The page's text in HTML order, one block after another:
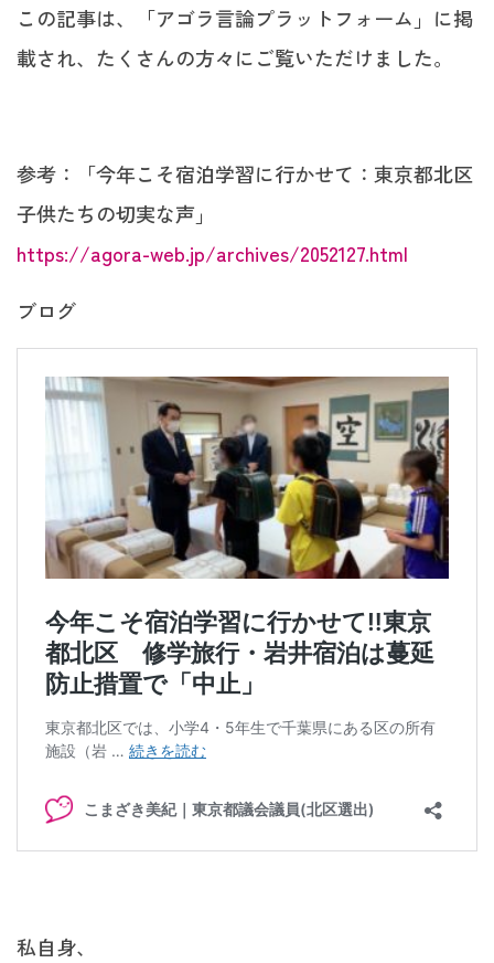
この記事は、「アゴラ言論プラットフォーム」に掲
載され、たくさんの方々にご覧いただけました。
参考：「今年こそ宿泊学習に行かせて：東京都北区
子供たちの切実な声」
https://agora-web.jp/archives/2052127.html
ブログ
私自身、